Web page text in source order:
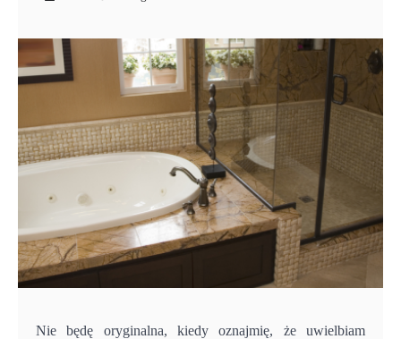
Nie będę oryginalna, kiedy oznajmię, że uwielbiam